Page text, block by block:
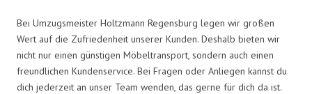
Bei Umzugsmeister Holtzmann Regensburg legen wir großen
Wert auf die Zufriedenheit unserer Kunden. Deshalb bieten wir
nicht nur einen günstigen Möbeltransport, sondern auch einen
freundlichen Kundenservice. Bei Fragen oder Anliegen kannst du
dich jederzeit an unser Team wenden, das gerne für dich da ist.